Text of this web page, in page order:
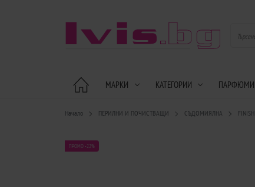
КАТЕГОРИИ ПАРФЮМИ
МАРКИ
Начало ПЕРИЛНИ И ПОЧИСТВАЩИ СЪДОМИЯЛНА FINISH
ПРОМО -22%